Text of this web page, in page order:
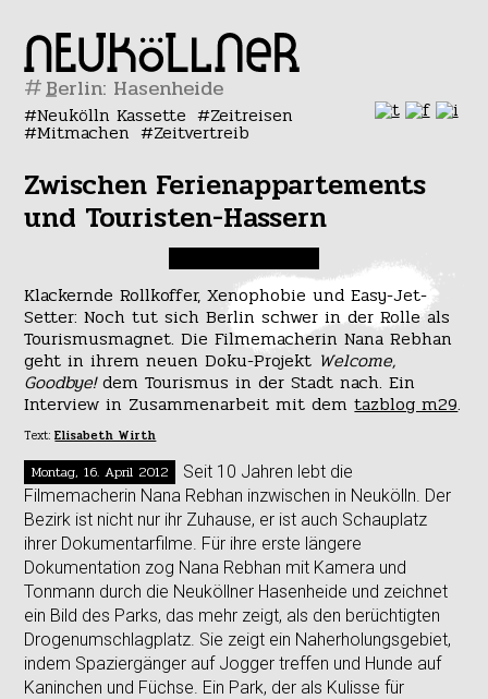
#
Neukölln Kassette Zeitreisen
Mitmachen Zeitvertreib
Zwischen Ferienappartements
und Touristen-Hassern
Klackernde Rollkoffer, Xenophobie und Easy-Jet-
Setter: Noch tut sich Berlin schwer in der Rolle als
Tourismusmagnet. Die Filmemacherin Nana Rebhan
geht in ihrem neuen Doku-Projekt Welcome,
Goodbye!dem Tourismus in der Stadt nach. Ein
Interview in Zusammenarbeit mit demtazblog m29.
Text:Elisabeth Wirth
Montag, 16. April 2012
Seit 10 Jahren lebt die
Filmemacherin Nana Rebhan inzwischen in Neukölln. Der
Bezirk ist nicht nur ihr Zuhause, er ist auch Schauplatz
ihrer Dokumentarfilme. Für ihre erste längere
Dokumentation zog Nana Rebhan mit Kamera und
Tonmann durch die Neuköllner Hasenheide und zeichnet
ein Bild des Parks, das mehr zeigt, als den berüchtigten
Drogenumschlagplatz. Sie zeigt ein Naherholungsgebiet,
indem Spaziergänger auf Jogger treffen und Hunde auf
Kaninchen und Füchse. Ein Park, der als Kulisse für